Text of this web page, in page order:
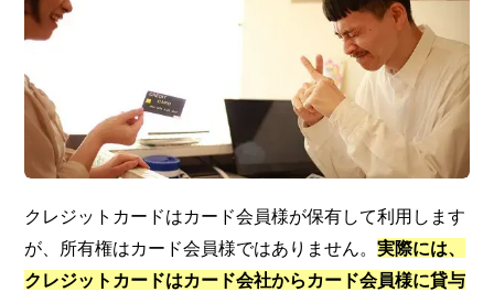
クレジットカードはカード会員様が保有して利用します
が、所有権はカード会員様ではありません。実際には、
クレジットカードはカード会社からカード会員様に貸与